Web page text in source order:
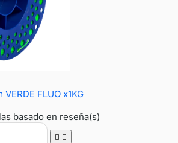
FLUO x1KG
basado en reseña(s)
 